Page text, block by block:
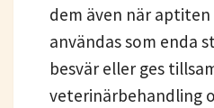
dem även när aptiten
användas som enda
besvär eller ges
veterinärbehandling